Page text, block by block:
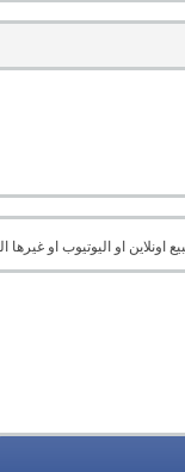
او اليوتيوب او غيرها